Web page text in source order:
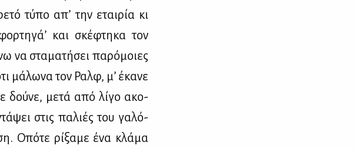
τύ­πο απ’ την εται­ρία κι
και σκέ­φτη­κα τον
να στα­μα­τή­σει πα­ρό­μοιες
μά­λω­να τον Ραλφ, μ’ έκα­νε
δού­νε, με­τά από λί­γο ακο­
στις πα­λιές του γα­λό­
Οπό­τε ρί­ξα­με ένα κλά­μα